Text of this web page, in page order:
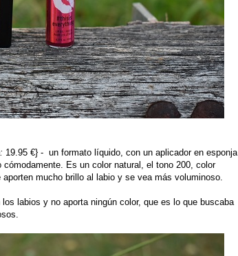
19.95 €} - un formato líquido, con un aplicador en esponja
Es un color natural, el tono 200, color
mucho brillo al labio y se vea más voluminoso.
labios y no aporta ningún color, que es lo que buscaba